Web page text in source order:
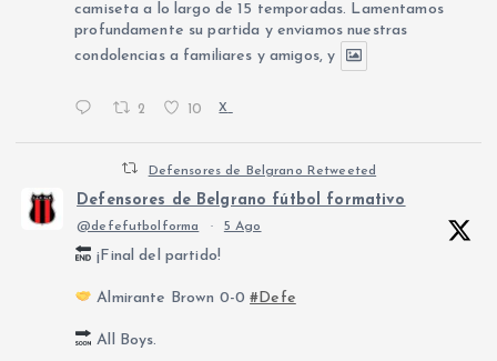
camiseta a lo largo de 15 temporadas. Lamentamos
profundamente su partida y enviamos nuestras
condolencias a familiares y amigos, y
2 10 X
Defensores de Belgrano Retweeted
Defensores de Belgrano fútbol formativo
@defefutbolforma · 5 Ago
¡Final del partido!
Almirante Brown 0-0#Defe
All Boys.